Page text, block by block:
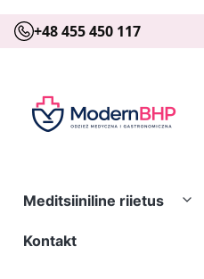
+48 455 450 117
Meditsiiniline riietus
Kontakt